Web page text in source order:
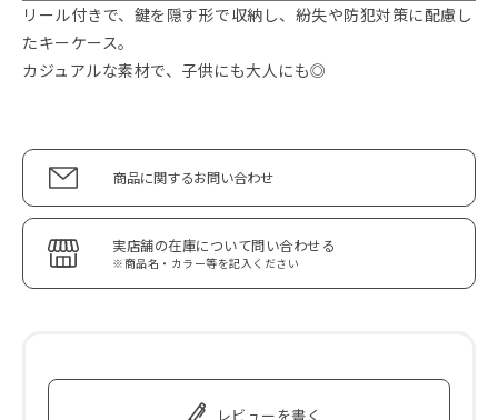
リール付きで、鍵を隠す形で収納し、紛失や防犯対策に配慮し
たキーケース。
カジュアルな素材で、子供にも大人にも◎
商品に関するお問い合わせ
実店舗の在庫について問い合わせる
※商品名・カラー等を記入ください
レビューを書く